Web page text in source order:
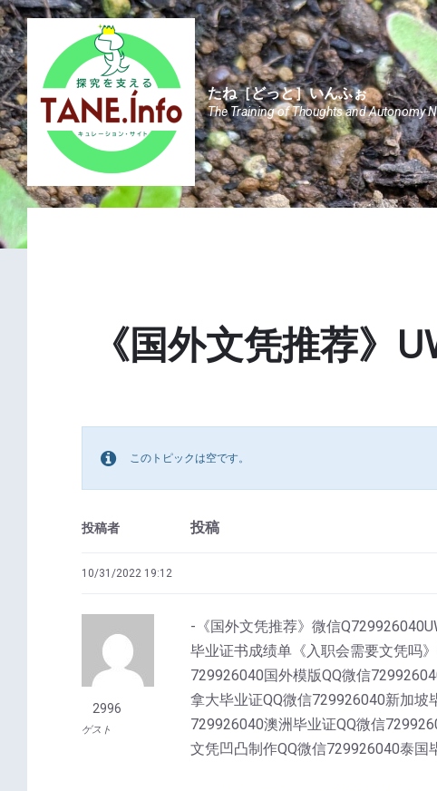
Skip
to
content
Skip
to
main
navigation
Skip
to
footer
たね［どっと］いんふぉ
The Training of Thoughts and Autonomy
《国外文凭推荐》
このトピックは空です。
投稿者 投稿
10/31/2022 19:12
2996
ゲスト
-《国外文凭推荐》微信
毕业证书成绩单《入职会需要文凭吗
729926040国外模版QQ微信
拿大毕业证QQ微信729926040新加坡
729926040澳洲毕业证QQ微信
文凭凹凸制作QQ微信729926040泰国